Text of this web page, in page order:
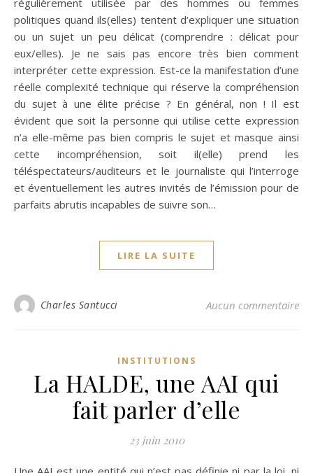
régulièrement utilisée par des hommes ou femmes
politiques quand ils(elles) tentent d’expliquer une situation
ou un sujet un peu délicat (comprendre : délicat pour
eux/elles). Je ne sais pas encore très bien comment
interpréter cette expression. Est-ce la manifestation d’une
réelle complexité technique qui réserve la compréhension
du sujet à une élite précise ? En général, non ! Il est
évident que soit la personne qui utilise cette expression
n’a elle-même pas bien compris le sujet et masque ainsi
cette incompréhension, soit il(elle) prend les
téléspectateurs/auditeurs et le journaliste qui l’interroge
et éventuellement les autres invités de l’émission pour de
parfaits abrutis incapables de suivre son…
LIRE LA SUITE
Charles Santucci Aucun commentaire
INSTITUTIONS
La HALDE, une AAI qui
fait parler d’elle
23 juin 2010